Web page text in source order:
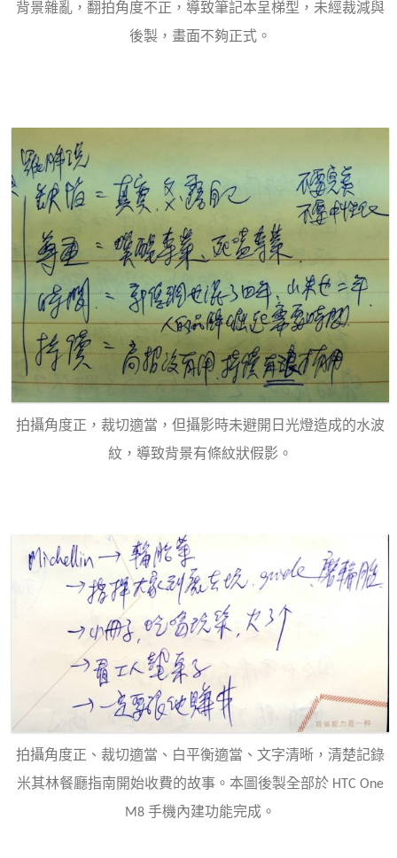
背景雜亂，翻拍角度不正，導致筆記本呈梯型，未經裁減與
後製，畫面不夠正式。
拍攝角度正，裁切適當，但攝影時未避開日光燈造成的水波
紋，導致背景有條紋狀假影。
拍攝角度正、裁切適當、白平衡適當、文字清晰，清楚記錄
米其林餐廳指南開始收費的故事。本圖後製全部於 HTC One
M8 手機內建功能完成。